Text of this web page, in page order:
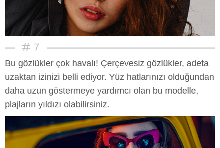
7
Bu gözlükler çok havalı! Çerçevesiz gözlükler, adeta
uzaktan izinizi belli ediyor. Yüz hatlarınızı olduğundan
daha uzun göstermeye yardımcı olan bu modelle,
plajların yıldızı olabilirsiniz.